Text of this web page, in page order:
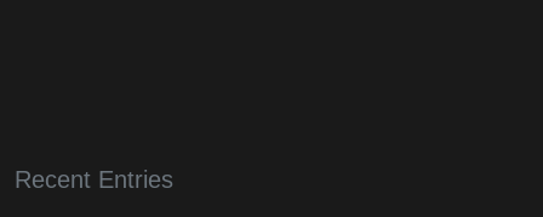
Recent Entries